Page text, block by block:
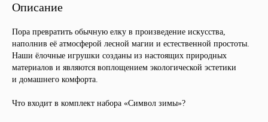
Описание
Пора превратить обычную елку в произведение искусства,
наполнив её атмосферой лесной магии и естественной простоты.
Наши ёлочные игрушки созданы из настоящих природных
материалов и являются воплощением экологической эстетики
и домашнего комфорта.
Что входит в комплект набора «Символ зимы»?